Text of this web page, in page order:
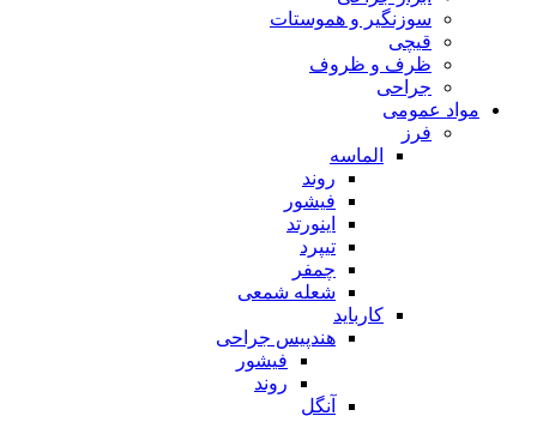
سوزنگیر و هموستات
قیچی
ظرف و ظروف
جراحی
مواد عمومی
فرز
الماسه
روند
فیشور
اینورتد
تیپرد
چمفر
شعله شمعی
کارباید
هندپیس جراحی
فیشور
روند
آنگل